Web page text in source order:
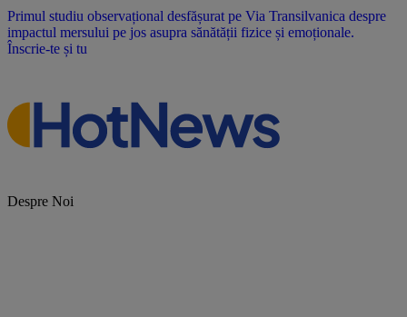
Primul studiu observațional desfășurat pe Via Transilvanica despre
impactul mersului pe jos asupra sănătății fizice și emoționale.
Înscrie-te și tu
Despre Noi